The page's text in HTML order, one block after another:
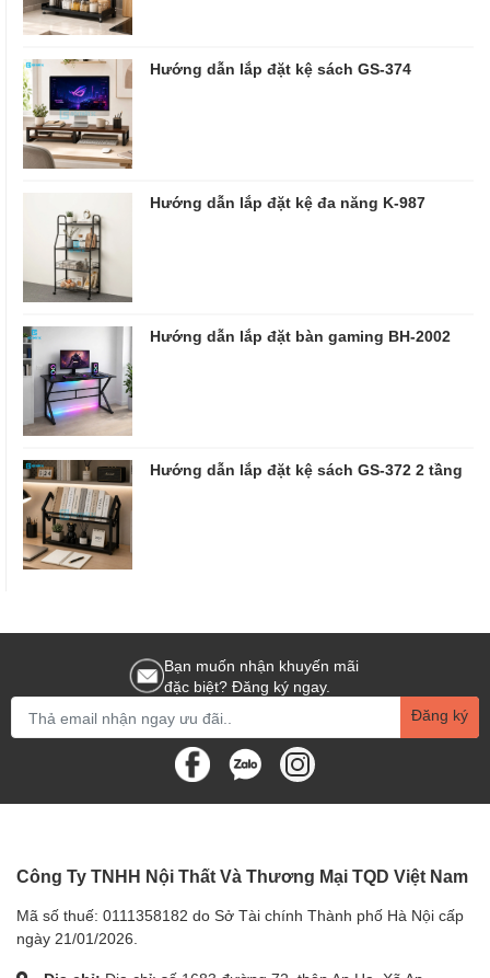
Hướng dẫn lắp đặt kệ sách GS-374
Hướng dẫn lắp đặt kệ đa năng K-987
Hướng dẫn lắp đặt bàn gaming BH-2002
Hướng dẫn lắp đặt kệ sách GS-372 2 tầng
Bạn muốn nhận khuyến mãi
đặc biệt? Đăng ký ngay.
Đăng ký
Công Ty TNHH Nội Thất Và Thương Mại TQD Việt Nam
Mã số thuế: 0111358182 do Sở Tài chính Thành phố Hà Nội cấp
ngày 21/01/2026.